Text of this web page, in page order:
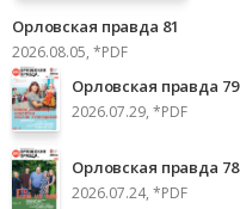
Орловская правда 81
2026.08.05, *PDF
Орловская правда 79
2026.07.29, *PDF
Орловская правда 78
2026.07.24, *PDF